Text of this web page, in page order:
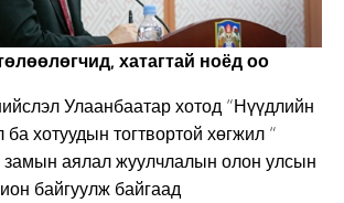
хатагтай ноёд оо
Улаанбаатар хотод “Нүүдлийн
хотуудын тогтвортой хөгжил “
замын аялал жуулчлалын олон улсын
байгуулж байгаад